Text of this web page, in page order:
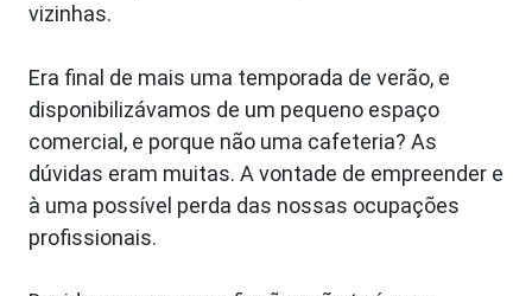
vizinhas.
Era final de mais uma temporada de verão, e
disponibilizávamos de um pequeno espaço
comercial, e porque não uma cafeteria? As
dúvidas eram muitas. A vontade de empreender e
à uma possível perda das nossas ocupações
profissionais.